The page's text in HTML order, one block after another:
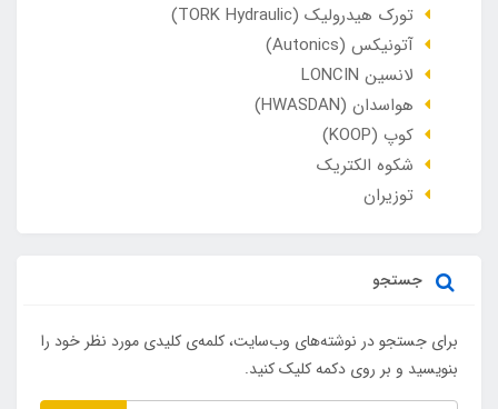
تورک هیدرولیک (TORK Hydraulic)
آتونیکس (Autonics)
لانسین LONCIN
هواسدان (HWASDAN)
کوپ (KOOP)
شکوه الکتریک
توزیران
جستجو
برای جستجو در نوشته‌های وب‌سایت، کلمه‌ی کلیدی مورد نظر خود را
بنویسید و بر روی دکمه کلیک کنید.